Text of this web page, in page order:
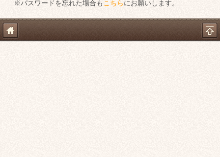
※パスワードを忘れた場合も こちらにお願いします。